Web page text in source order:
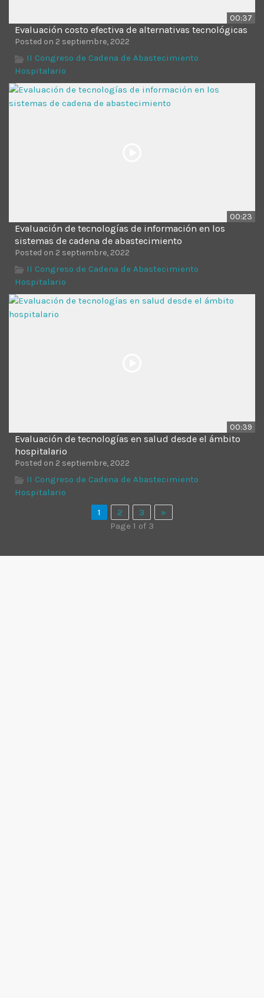
00:37
Evaluación costo efectiva de alternativas tecnológicas
Posted on 2 septiembre, 2022
II Congreso de Cadena de Abastecimiento
Hospitalario
00:23
Evaluación de tecnologías de información en los
sistemas de cadena de abastecimiento
Posted on 2 septiembre, 2022
II Congreso de Cadena de Abastecimiento
Hospitalario
00:39
Evaluación de tecnologías en salud desde el ámbito
hospitalario
Posted on 2 septiembre, 2022
II Congreso de Cadena de Abastecimiento
Hospitalario
1
2 3
»
Page 1 of 3